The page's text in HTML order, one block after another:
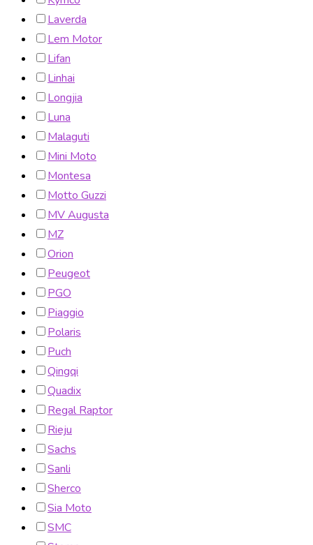
Laverda
Lem Motor
Lifan
Linhai
Longjia
Luna
Malaguti
Mini Moto
Montesa
Motto Guzzi
MV Augusta
MZ
Orion
Peugeot
PGO
Piaggio
Polaris
Puch
Qingqi
Quadix
Regal Raptor
Rieju
Sachs
Sanli
Sherco
Sia Moto
SMC